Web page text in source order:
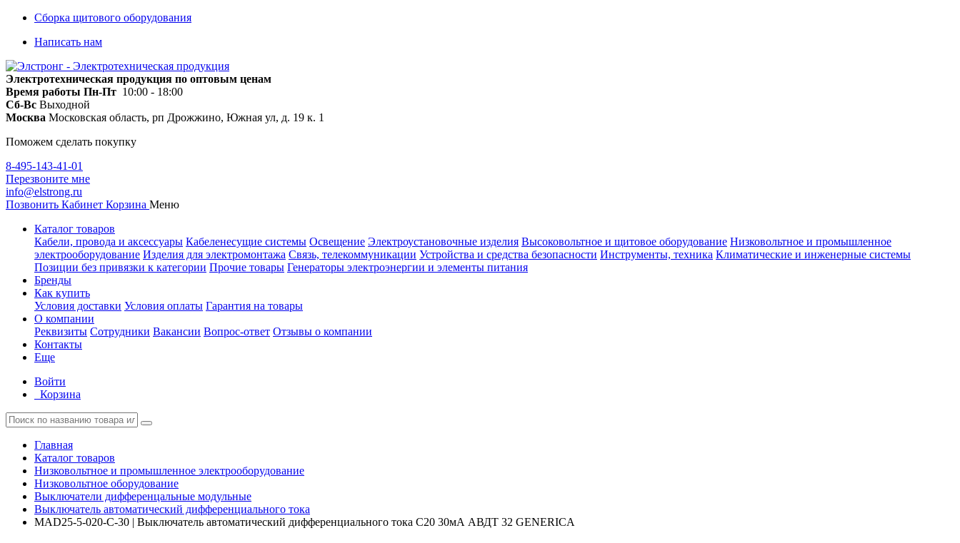
Сборка щитового оборудования
Написать нам
Электротехническая продукция по оптовым ценам
Время работы Пн-Пт 10:00 - 18:00
Сб-Вс Выходной
Москва Московская область, рп Дрожжино, Южная ул, д. 19 к. 1
Поможем сделать покупку
8-495-143-41-01
Перезвоните мне
info@elstrong.ru
Позвонить Кабинет Корзина Меню
Каталог товаров
Кабели, провода и аксессуары Кабеленесущие системы Освещение Электроустановочные изделия Высоковольтное и щитовое оборудование Низковольтное и промышленное
электрооборудование Изделия для электромонтажа Связь, телекоммуникации Устройства и средства безопасности Инструменты, техника Климатические и инженерные системы
Позиции без привязки к категории Прочие товары Генераторы электроэнергии и элементы питания
Бренды
Как купить
Условия доставки Условия оплаты Гарантия на товары
О компании
Реквизиты Сотрудники Вакансии Вопрос-ответ Отзывы о компании
Контакты
Еще
Войти
Корзина
Главная
Каталог товаров
Низковольтное и промышленное электрооборудование
Низковольтное оборудование
Выключатели дифференцальные модульные
Выключатель автоматический дифференциального тока
MAD25-5-020-C-30 | Выключатель автоматический дифференциального тока C20 30мА АВДТ 32 GENERICA